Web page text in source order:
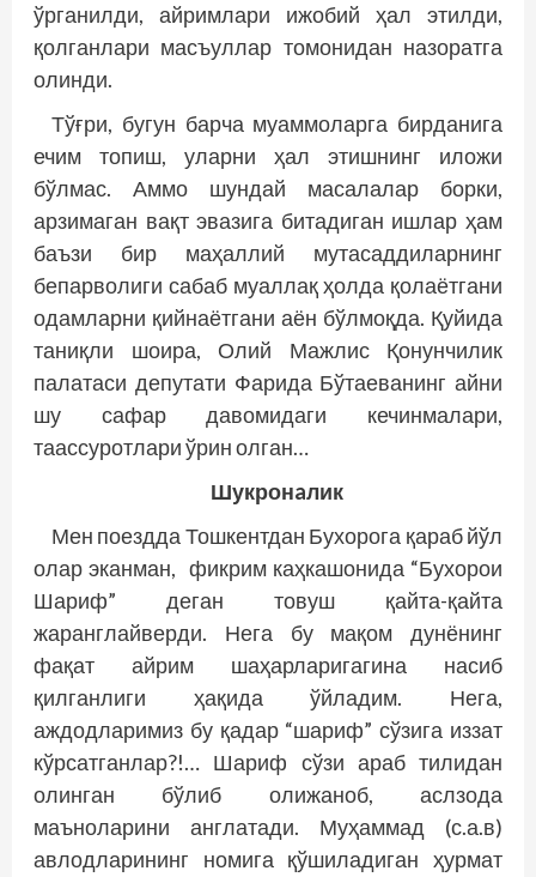
ўрганилди, айримлари ижобий ҳал этилди,
қолганлари масъуллар томонидан назоратга
олинди.
Тўғри, бугун барча муаммоларга бирданига
ечим топиш, уларни ҳал этишнинг иложи
бўлмас. Аммо шундай масалалар борки,
арзимаган вақт эвазига битадиган ишлар ҳам
баъзи бир маҳаллий мутасаддиларнинг
бепарволиги сабаб муаллақ ҳолда қолаётгани
одамларни қийнаётгани аён бўлмоқда. Қуйида
таниқли шоира, Олий Мажлис Қонунчилик
палатаси депутати Фарида Бўтаеванинг айни
шу сафар давомидаги кечинмалари,
таассуротлари ўрин олган…
Шукронaлик
Мен поездда Тошкентдан Бухорога қараб йўл
олар эканман, фикрим каҳкашонида “Бухорои
Шариф” деган товуш қайта-қайта
жаранглайверди. Нега бу мақом дунёнинг
фақат айрим шаҳарларигагина насиб
қилганлиги ҳақида ўйладим. Нега,
аждодларимиз бу қадар “шариф” сўзига иззат
кўрсатганлар?!… Шариф сўзи араб тилидан
олинган бўлиб олижаноб, аслзода
маъноларини англатади. Муҳаммад (с.а.в)
авлодларининг номига қўшиладиган ҳурмат